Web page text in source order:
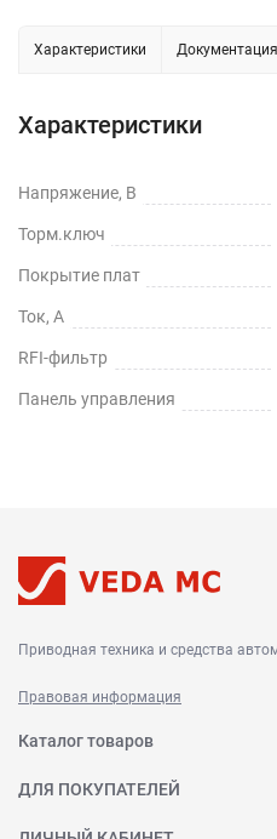
Характеристики Документация
Характеристики
Напряжение, В
Торм.ключ
Покрытие плат
Ток, А
RFI-фильтр
Панель управления
Приводная техника и средства
Правовая информация
Каталог товаров
ДЛЯ ПОКУПАТЕЛЕЙ